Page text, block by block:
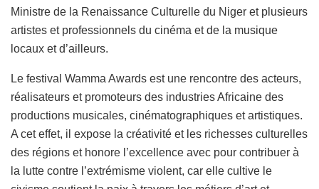
Ministre de la Renaissance Culturelle du Niger et plusieurs
artistes et professionnels du cinéma et de la musique
locaux et d’ailleurs.
Le festival Wamma Awards est une rencontre des acteurs,
réalisateurs et promoteurs des industries Africaine des
productions musicales, cinématographiques et artistiques.
A cet effet, il expose la créativité et les richesses culturelles
des régions et honore l’excellence avec pour contribuer à
la lutte contre l’extrémisme violent, car elle cultive le